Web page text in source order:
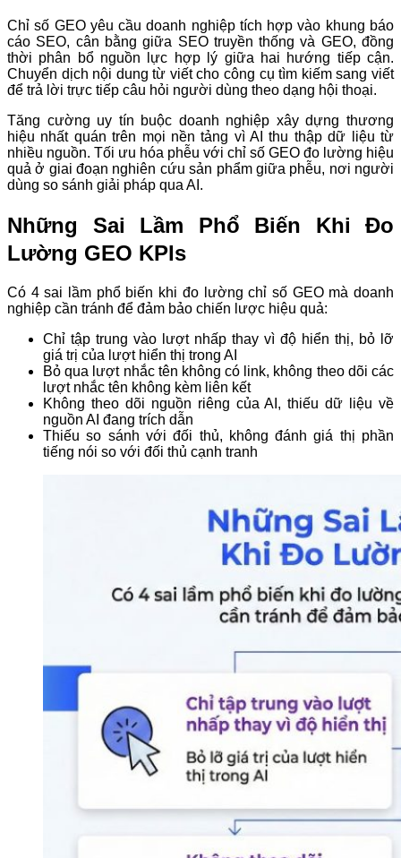
Chỉ số GEO yêu cầu doanh nghiệp tích hợp vào khung báo
cáo SEO, cân bằng giữa SEO truyền thống và GEO, đồng
thời phân bổ nguồn lực hợp lý giữa hai hướng tiếp cận.
Chuyển dịch nội dung từ viết cho công cụ tìm kiếm sang viết
để trả lời trực tiếp câu hỏi người dùng theo dạng hội thoại.
Tăng cường uy tín buộc doanh nghiệp xây dựng thương
hiệu nhất quán trên mọi nền tảng vì AI thu thập dữ liệu từ
nhiều nguồn. Tối ưu hóa phễu với chỉ số GEO đo lường hiệu
quả ở giai đoạn nghiên cứu sản phẩm giữa phễu, nơi người
dùng so sánh giải pháp qua AI.
Những Sai Lầm Phổ Biến Khi Đo
Lường GEO KPIs
Có 4 sai lầm phổ biến khi đo lường chỉ số GEO mà doanh
nghiệp cần tránh để đảm bảo chiến lược hiệu quả:
Chỉ tập trung vào lượt nhấp thay vì độ hiển thị, bỏ lỡ
giá trị của lượt hiển thị trong AI
Bỏ qua lượt nhắc tên không có link, không theo dõi các
lượt nhắc tên không kèm liên kết
Không theo dõi nguồn riêng của AI, thiếu dữ liệu về
nguồn AI đang trích dẫn
Thiếu so sánh với đối thủ, không đánh giá thị phần
tiếng nói so với đối thủ cạnh tranh